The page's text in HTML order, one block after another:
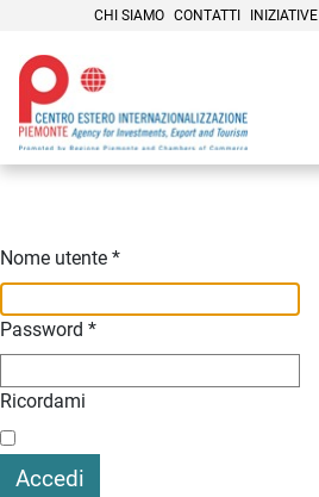
CHI SIAMO CONTATTI INIZIATIVE
Nome utente *
Password *
Ricordami
Accedi